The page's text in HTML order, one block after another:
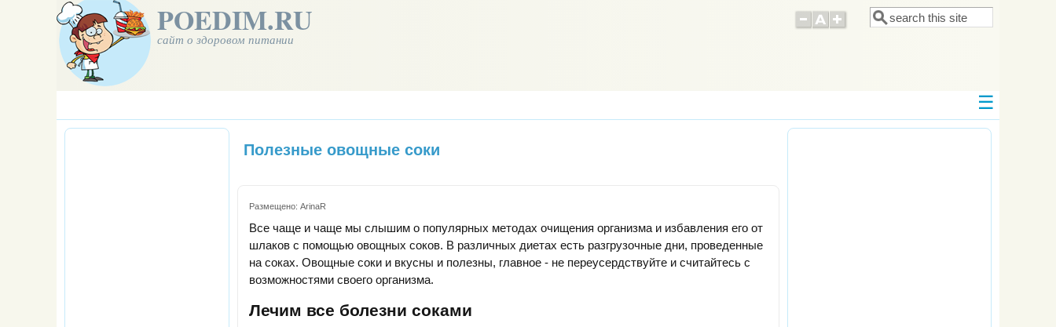
POEDIM.RU
сайт о здоровом питании
Форма поиска
Поиск
Полезные овощные соки
Размещено: ArinaR
Все чаще и чаще мы слышим о популярных методах очищения организма и избавления его от
шлаков с помощью овощных соков. В различных диетах есть разгрузочные дни, проведенные
на соках. Овощные соки и вкусны и полезны, главное - не переусердствуйте и считайтесь с
возможностями своего организма.
Лечим все болезни соками